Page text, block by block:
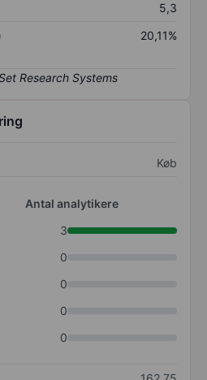
5,3
20,11%
Køb
Antal analytikere
3
0
0
0
0